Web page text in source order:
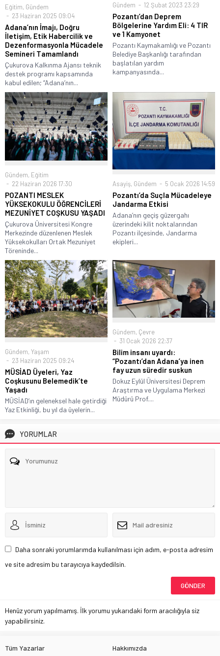
Eğitim, Gündem
23 Haziran 2025 09:04
Adana’nın İmajı, Doğru
İletişim, Etik Habercilik ve
Dezenformasyonla Mücadele
Semineri Tamamlandı
Çukurova Kalkınma Ajansı teknik
destek programı kapsamında
kabul edilen; “Adana’nın...
Gündem 12 Şubat 2023 23:29
Pozantı’dan Deprem
Bölgelerine Yardım Eli: 4 TIR
ve 1 Kamyonet
Pozantı Kaymakamlığı ve Pozantı
Belediye Başkanlığı tarafından
başlatılan yardım
kampanyasında...
Gündem, Eğitim
22 Haziran 2026 17:30
POZANTI MESLEK
YÜKSEKOKULU ÖĞRENCİLERİ
MEZUNİYET COŞKUSU YAŞADI
Çukurova Üniversitesi Kongre
Merkezinde düzenlenen Meslek
Yüksekokulları Ortak Mezuniyet
Töreninde...
Asayiş, Gündem 5 Ocak 2026 14:59
Pozantı’da Suçla Mücadeleye
Jandarma Etkisi
Adana’nın geçiş güzergahı
üzerindeki kilit noktalarından
Pozantı ilçesinde, Jandarma
ekipleri...
Gündem, Yaşam
23 Haziran 2025 09:24
MÜSİAD Üyeleri, Yaz
Coşkusunu Belemedik’te
Yaşadı
MÜSİAD’ın geleneksel hale getirdiği
Yaz Etkinliği, bu yıl da üyelerin...
Gündem, Çevre
31 Ocak 2026 22:37
Bilim insanı uyardı:
“Pozantı’dan Adana’ya inen
fay uzun süredir suskun
Dokuz Eylül Üniversitesi Deprem
Araştırma ve Uygulama Merkezi
Müdürü Prof....
YORUMLAR
Daha sonraki yorumlarımda kullanılması için adım, e-posta adresim
ve site adresim bu tarayıcıya kaydedilsin.
Henüz yorum yapılmamış. İlk yorumu yukarıdaki form aracılığıyla siz
yapabilirsiniz.
Tüm Yazarlar Hakkımızda